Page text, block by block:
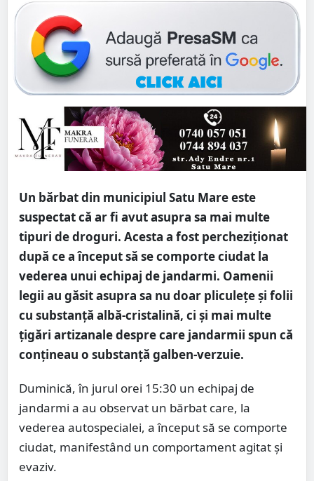
Un bărbat din municipiul Satu Mare este
suspectat că ar fi avut asupra sa mai multe
tipuri de droguri. Acesta a fost percheziționat
după ce a început să se comporte ciudat la
vederea unui echipaj de jandarmi. Oamenii
legii au găsit asupra sa nu doar pliculețe și folii
cu substanță albă-cristalină, ci și mai multe
țigări artizanale despre care jandarmii spun că
conțineau o substanță galben-verzuie.
Duminică, în jurul orei 15:30 un echipaj de
jandarmi a au observat un bărbat care, la
vederea autospecialei, a început să se comporte
ciudat, manifestând un comportament agitat și
evaziv.